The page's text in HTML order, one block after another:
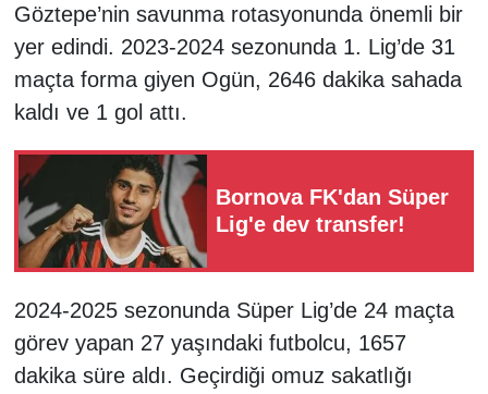
Göztepe’nin savunma rotasyonunda önemli bir
yer edindi. 2023-2024 sezonunda 1. Lig’de 31
maçta forma giyen Ogün, 2646 dakika sahada
kaldı ve 1 gol attı.
Bornova FK'dan Süper
Lig'e dev transfer!
2024-2025 sezonunda Süper Lig’de 24 maçta
görev yapan 27 yaşındaki futbolcu, 1657
dakika süre aldı. Geçirdiği omuz sakatlığı